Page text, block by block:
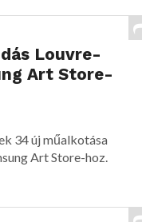
Louvre-
Art Store-
34 új műalkotása
Art Store-hoz.